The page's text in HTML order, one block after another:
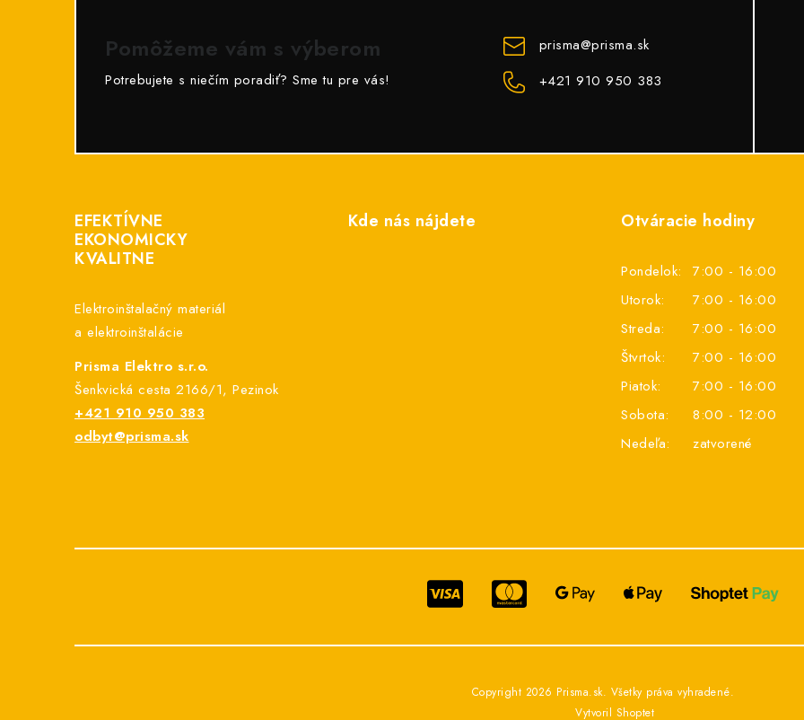
Pomôžeme vám s výberom
Potrebujete s niečím poradiť? Sme tu pre vás!
prisma@prisma.sk
+421 910 950 383
EFEKTÍVNE
EKONOMICKY
KVALITNE
Elektroinštalačný materiál
a elektroinštalácie
Prisma Elektro s.r.o.
Šenkvická cesta 2166/1, Pezinok
+421 910 950 383
odbyt@prisma.sk
Kde nás nájdete Otváracie hodiny
Pondelok:
7:00 - 16:00
Utorok:
7:00 - 16:00
Streda:
7:00 - 16:00
Štvrtok:
7:00 - 16:00
Piatok:
7:00 - 16:00
Sobota:
8:00 - 12:00
Nedeľa:
zatvorené
Vytvoril Shoptet
Copyright 2026 Prisma.sk. Všetky práva vyhradené.